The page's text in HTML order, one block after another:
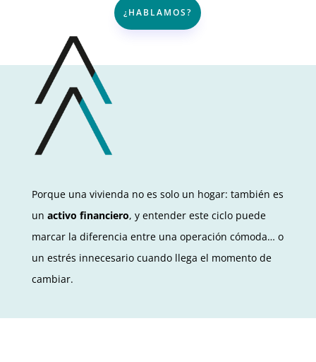
¿HABLAMOS?
Porque una vivienda no es solo un hogar: también es
un activo financiero, y entender este ciclo puede
marcar la diferencia entre una operación cómoda… o
un estrés innecesario cuando llega el momento de
cambiar.